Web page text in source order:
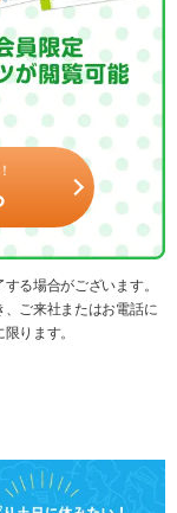
る場合がございます。
ご来社またはお電話に
ります。